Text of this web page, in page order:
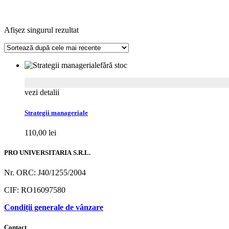
Afișez singurul rezultat
fără stoc
vezi detalii
Strategii manageriale
110,00 lei
PRO UNIVERSITARIA S.R.L.
Nr. ORC: J40/1255/2004
CIF: RO16097580
Condiții generale de vânzare